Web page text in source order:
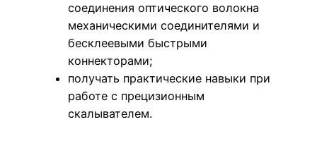
соединения оптического волокна
механическими соединителями и
бесклеевыми быстрыми
коннекторами;
получать практические навыки при
работе с прецизионным
скалывателем.